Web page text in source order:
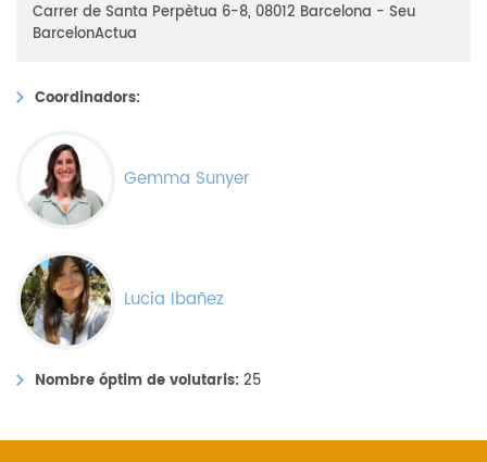
Carrer de Santa Perpètua 6-8, 08012 Barcelona - Seu
BarcelonActua
Coordinadors:
Gemma Sunyer
Lucia Ibañez
Nombre óptim de volutaris:25